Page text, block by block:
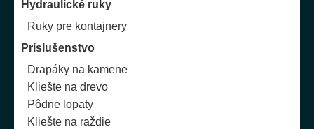
Hydraulické ruky
Ruky pre kontajnery
Príslušenstvo
Drapáky na kamene
Kliešte na drevo
Pôdne lopaty
Kliešte na raždie